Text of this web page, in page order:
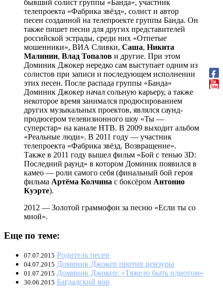
бывший солист группы «Банда», участник
телепроекта «Фабрика звёзд», солист и автор
песен созданной на телепроекте группы Банда. Он
также пишет песни для других представителей
российской эстрады, среди них «Отпетые
мошенники», ВИА Сливки, Саша, Никита
Малинин, Влад Топалов и другие. При этом
Доминик Джокер нередко сам выступает одним из
солистов при записи и последующем исполнении
этих песен. После распада группы «Банда»
Доминик Джокер начал сольную карьеру, а также
некоторое время занимался продюсированием
других музыкальных проектов, являлся саунд-
продюсером телевизионного шоу «Ты —
суперстар» на канале НТВ. В 2009 выходит альбом
«Реальные люди». В 2011 году — участник
телепроекта «Фабрика звёзд. Возвращение».
Также в 2011 году вышел фильм «Бой с тенью 3D:
Последний раунд» в котором Доминик появился в
камео — роли самого себя (финальный бой героя
фильма Артёма Колчина с боксёром Антонио
Куэрте).
2012 — Золотой граммофон за песню «Если ты со
мной».
Еще по теме:
07.07.2015 Родитель песен
04.07.2015 Доминик Джокер против цензуры
01.07.2015 Доминик Джокер: «Тяжело быть идиотом»
30.06.2015 Багдадский вор